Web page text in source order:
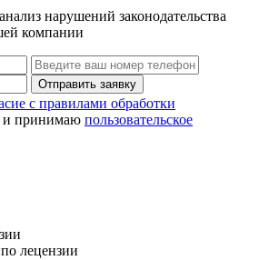
нарушений законодательства
компании
Отправить заявку
с правилами обработки
и принимаю пользовательское
лецензии